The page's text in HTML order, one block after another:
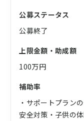
公募ステータス
公募終了
上限金額・助成額
100万円
補助率
・サポートプラン
安全対策・子供の